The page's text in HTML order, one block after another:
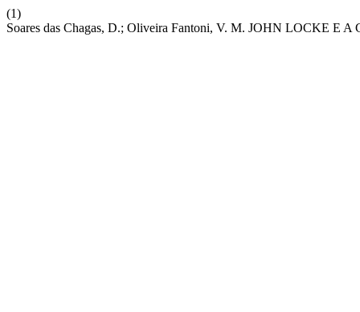
(1)
Soares das Chagas, D.; Oliveira Fantoni, V. M. JOHN LOCKE